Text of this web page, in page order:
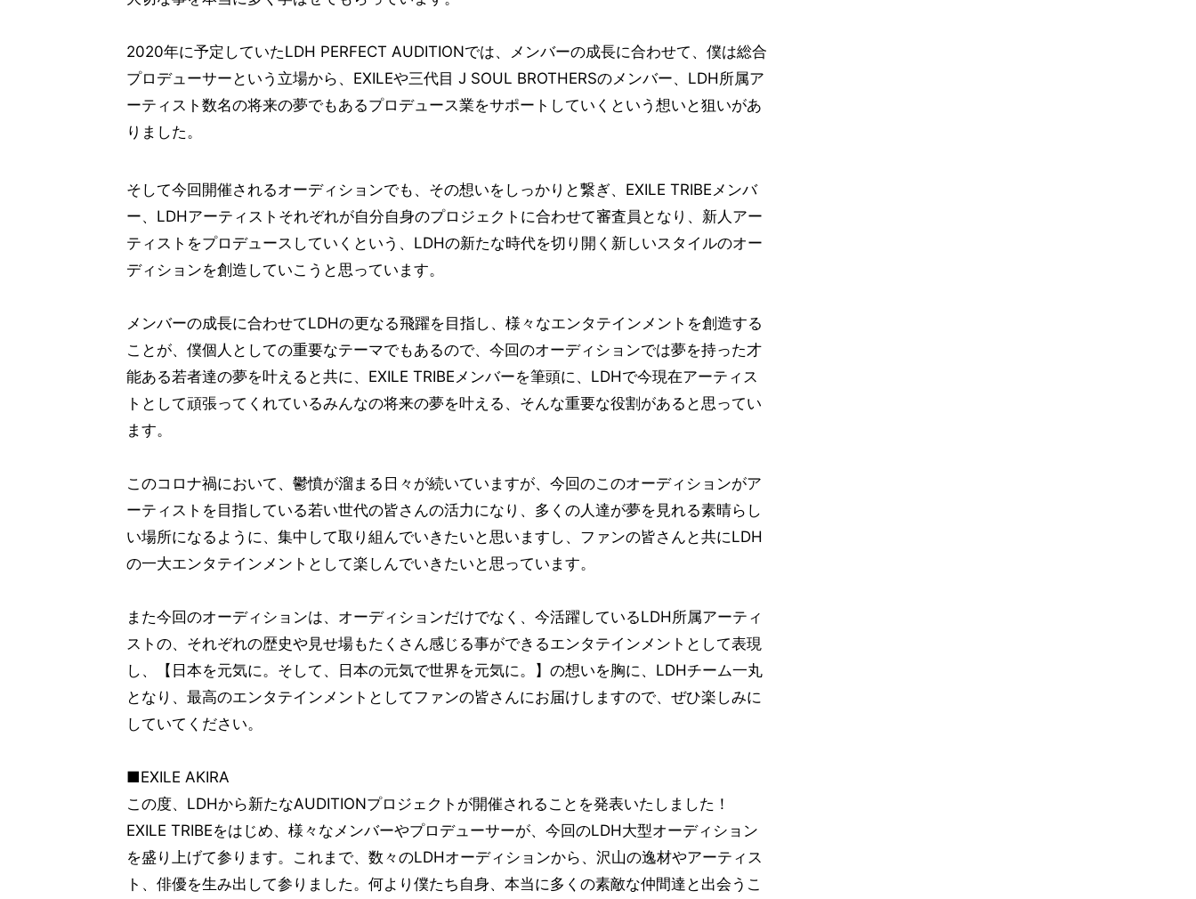
2020年に予定していたLDH PERFECT AUDITIONでは、メンバーの成長に合わせて、僕は総合
プロデューサーという立場から、EXILEや三代目 J SOUL BROTHERSのメンバー、LDH所属ア
ーティスト数名の将来の夢でもあるプロデュース業をサポートしていくという想いと狙いがあ
りました。
そして今回開催されるオーディションでも、その想いをしっかりと繋ぎ、EXILE TRIBEメンバ
ー、LDHアーティストそれぞれが自分自身のプロジェクトに合わせて審査員となり、新人アー
ティストをプロデュースしていくという、LDHの新たな時代を切り開く新しいスタイルのオー
ディションを創造していこうと思っています。
メンバーの成長に合わせてLDHの更なる飛躍を目指し、様々なエンタテインメントを創造する
ことが、僕個人としての重要なテーマでもあるので、今回のオーディションでは夢を持った才
能ある若者達の夢を叶えると共に、EXILE TRIBEメンバーを筆頭に、LDHで今現在アーティス
トとして頑張ってくれているみんなの将来の夢を叶える、そんな重要な役割があると思ってい
ます。
このコロナ禍において、鬱憤が溜まる日々が続いていますが、今回のこのオーディションがア
ーティストを目指している若い世代の皆さんの活力になり、多くの人達が夢を見れる素晴らし
い場所になるように、集中して取り組んでいきたいと思いますし、ファンの皆さんと共にLDH
の一大エンタテインメントとして楽しんでいきたいと思っています。
また今回のオーディションは、オーディションだけでなく、今活躍しているLDH所属アーティ
ストの、それぞれの歴史や見せ場もたくさん感じる事ができるエンタテインメントとして表現
し、【日本を元気に。そして、日本の元気で世界を元気に。】の想いを胸に、LDHチーム一丸
となり、最高のエンタテインメントとしてファンの皆さんにお届けしますので、ぜひ楽しみに
していてください。
■EXILE AKIRA
この度、LDHから新たなAUDITIONプロジェクトが開催されることを発表いたしました！
EXILE TRIBEをはじめ、様々なメンバーやプロデューサーが、今回のLDH大型オーディション
を盛り上げて参ります。これまで、数々のLDHオーディションから、沢山の逸材やアーティス
ト、俳優を生み出して参りました。何より僕たち自身、本当に多くの素敵な仲間達と出会うこ